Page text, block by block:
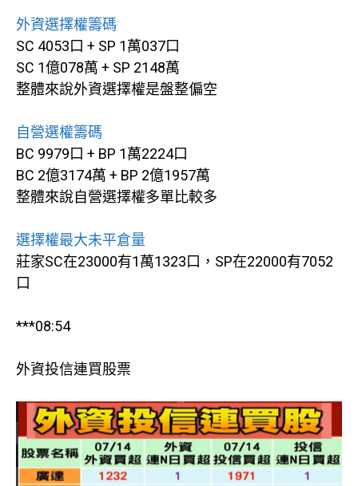
外資選擇權籌碼
SC 4053口 + SP 1萬037口
SC 1億078萬 + SP 2148萬
整體來說外資選擇權是盤整偏空
自營選權籌碼
BC 9979口 + BP 1萬2224口
BC 2億3174萬 + BP 2億1957萬
整體來說自營選擇權多單比較多
選擇權最大未平倉量
莊家SC在23000有1萬1323口，SP在22000有7052
口
***08:54
外資投信連買股票